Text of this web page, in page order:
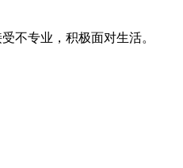
不专业，积极面对生活。